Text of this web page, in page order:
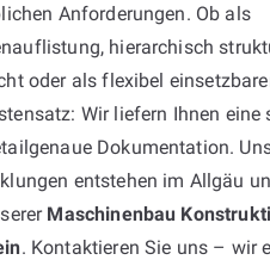
Anforderungen. Ob als
hierarchisch
oder als flexibel
Wir liefern Ihnen eine
Dokumentation.
entstehen im Allgäu
Maschinenbau
. Kontaktieren Sie uns – wir